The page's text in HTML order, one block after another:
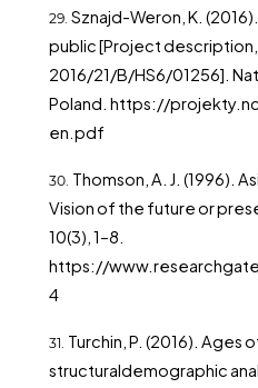
Sznajd-Weron, K.
public [Project description,
2016/21/B/HS6/01256].
Poland. https://
en.pdf
Thomson, A. J. (1996).
Vision of the future or
10(3), 1–8.
https://
4
Turchin, P. (2016). Ages
structuraldemographic